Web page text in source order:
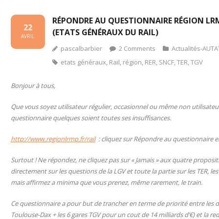
RÉPONDRE AU QUESTIONNAIRE RÉGION
(ETATS GÉNÉRAUX DU RAIL)
22
AVRIL
pascalbarbier 2 Comments
Actualités-
etats généraux, Rail, région, RER, SNCF,TER,TGV
Bonjour à tous,
Que vous soyez utilisateur régulier, occasionnel ou même non
questionnaire quelques soient toutes ses insuffisances.
http://www.regionlrmp.fr/rail: cliquez sur Répondre au questionnaire
Surtout ! Ne répondez, ne cliquez pas sur « Jamais » aux quatre
directement sur les questions de la LGV et toute la partie sur les TER,
mais affirmez a minima que vous prenez, même rarement, le train.
Ce questionnaire a pour but de trancher en terme de priorité entre les
Toulouse-Dax + les 6 gares TGV pour un cout de 14 milliards d’€) et la